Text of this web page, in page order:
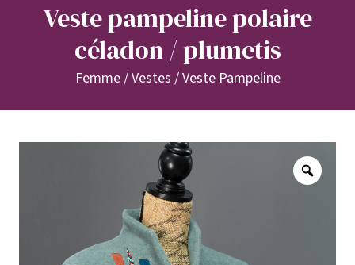
Veste pampeline polaire
céladon / plumetis
Femme/Vestes /Veste Pampeline